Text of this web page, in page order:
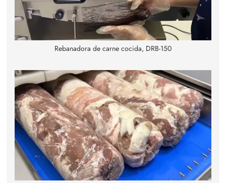
Rebanadora de carne cocida, DRB-150